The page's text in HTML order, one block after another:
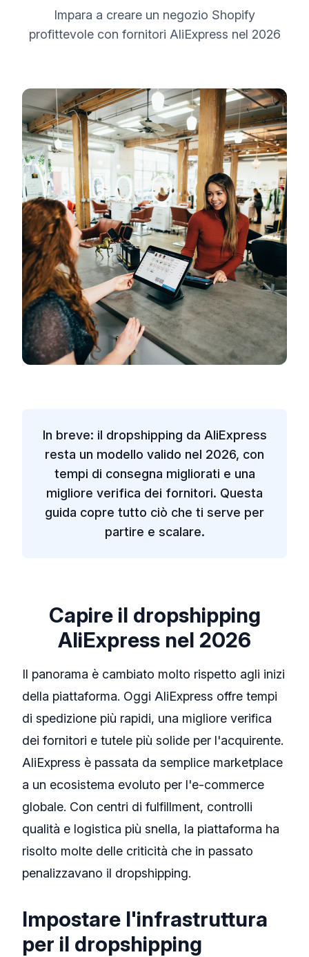
Impara a creare un negozio Shopify
profittevole con fornitori AliExpress nel 2026
In breve: il dropshipping da AliExpress
resta un modello valido nel 2026, con
tempi di consegna migliorati e una
migliore verifica dei fornitori. Questa
guida copre tutto ciò che ti serve per
partire e scalare.
Capire il dropshipping
AliExpress nel 2026
Il panorama è cambiato molto rispetto agli inizi
della piattaforma. Oggi AliExpress offre tempi
di spedizione più rapidi, una migliore verifica
dei fornitori e tutele più solide per l'acquirente.
AliExpress è passata da semplice marketplace
a un ecosistema evoluto per l'e-commerce
globale. Con centri di fulfillment, controlli
qualità e logistica più snella, la piattaforma ha
risolto molte delle criticità che in passato
penalizzavano il dropshipping.
Impostare l'infrastruttura
per il dropshipping